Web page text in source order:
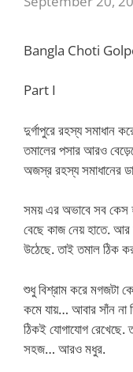
Bangla Choti
Part I
দুর্গাপুরে রহস্য সমাধান
তমালের পসার আরও
অজস্র রহস্য
সময় এর অভাবে সব কেস
বেছে কাজ নেয় হাতে.
উঠেছে. তাই তমাল ঠিক
শুধু বিশ্রাম করে মগজটা
কমে যায়… আবার সাঁন
ঠিকই যোগাযোগ
সহজ… আরও মধুর.